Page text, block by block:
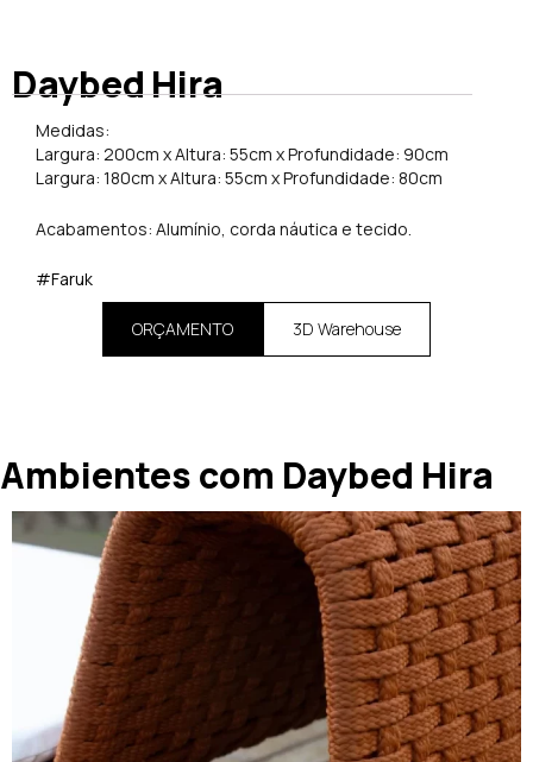
Daybed Hira
Medidas:
Largura: 200cm x Altura: 55cm x Profundidade: 90cm
Largura: 180cm x Altura: 55cm x Profundidade: 80cm
Acabamentos: Alumínio, corda náutica e tecido.
#Faruk
ORÇAMENTO 3D Warehouse
Ambientes com Daybed Hira